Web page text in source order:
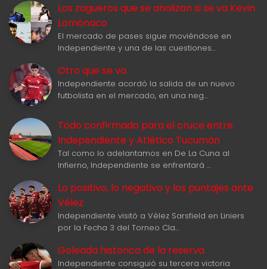
Los zagueros que se analizan si se va Kevin
Lomónaco
El mercado de pases sigue moviéndose en
Independiente y una de las cuestiones…
Otro que se va
Independiente acordó la salida de un nuevo
futbolista en el mercado, en una neg…
Todo confirmado para el cruce entre
Independiente y Atlético Tucumán
Tal como lo adelantamos en De La Cuna al
Infierno, Independiente se enfrentará …
Lo positivo, lo negativo y los puntajes ante
Vélez
Independiente visitó a Vélez Sarsfield en Liniers
por la Fecha 3 del Torneo Cla…
Goleada historica de la reserva
Independiente consiguió su tercera victoria